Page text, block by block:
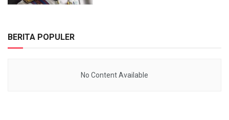
BERITA POPULER
No Content Available